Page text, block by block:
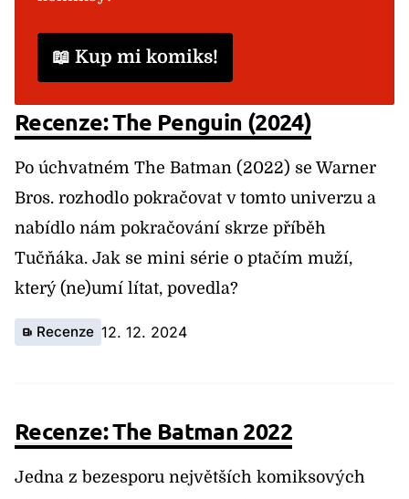
📖 Kup mi komiks!
Recenze: The Penguin (2024)
Po úchvatném The Batman (2022) se Warner
Bros. rozhodlo pokračovat v tomto univerzu a
nabídlo nám pokračování skrze příběh
Tučňáka. Jak se mini série o ptačím muží,
který (ne)umí lítat, povedla?
Recenze 12. 12. 2024
Recenze: The Batman 2022
Jedna z bezesporu největších komiksových